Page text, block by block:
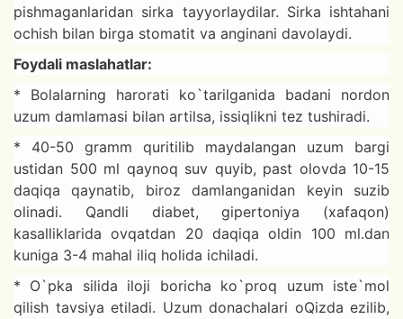
pishmaganlaridan sirka tayyorlaydilar. Sirka ishtahani
ochish bilan birga stomatit va anginani davolaydi.
Foydali maslahatlar:
* Bolalarning harorati ko`tarilganida badani nordon
uzum damlamasi bilan artilsa, issiqlikni tez tushiradi.
* 40-50 gramm quritilib maydalangan uzum bargi
ustidan 500 ml qaynoq suv quyib, past olovda 10-15
daqiqa qaynatib, biroz damlanganidan keyin suzib
olinadi. Qandli diabet, gipertoniya (xafaqon)
kasalliklarida ovqatdan 20 daqiqa oldin 100 ml.dan
kuniga 3-4 mahal iliq holida ichiladi.
* O`pka silida iloji boricha ko`proq uzum iste`mol
qilish tavsiya etiladi. Uzum donachalari oQizda ezilib,